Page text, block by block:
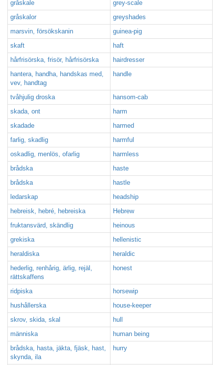
gråskale
grey-scale
gråskalor
greyshades
marsvin, försökskanin
guinea-pig
skaft
haft
hårfrisörska, frisör, hårfrisörska
hairdresser
hantera, handha, handskas med,
vev, handtag
handle
tvåhjulig droska
hansom-cab
skada, ont
harm
skadade
harmed
farlig, skadlig
harmful
oskadlig, menlös, ofarlig
harmless
brådska
haste
brådska
hastle
ledarskap
headship
hebreisk, hebré, hebreiska
Hebrew
fruktansvärd, skändlig
heinous
grekiska
hellenistic
heraldiska
heraldic
hederlig, renhårig, ärlig, rejäl,
rättskaffens
honest
ridpiska
horsewip
hushållerska
house-keeper
skrov, skida, skal
hull
människa
human being
brådska, hasta, jäkta, fjäsk, hast,
skynda, ila
hurry